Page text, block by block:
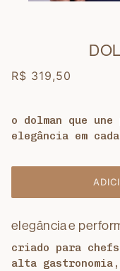
R$ 319,50
o dolman que
elegância em
elegância e
criado para
alta